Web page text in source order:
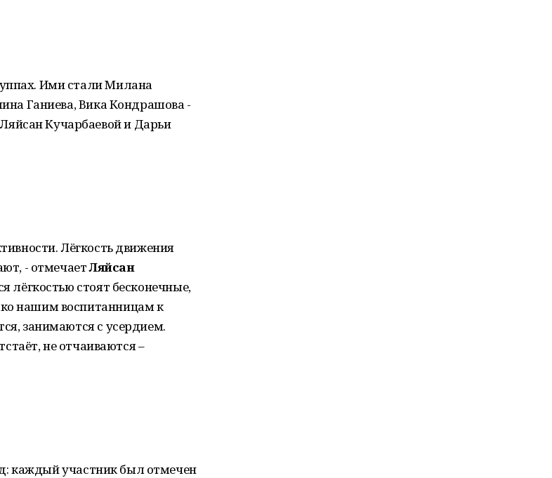
Ими стали Милана
Ганиева, Вика Кондрашова -
Кучарбаевой и Дарьи
Лёгкость движения
- отмечаетЛяйсан
лёгкостью стоят бесконечные,
нашим воспитанницам к
занимаются с усердием.
не отчаиваются –
каждый участник был отмечен